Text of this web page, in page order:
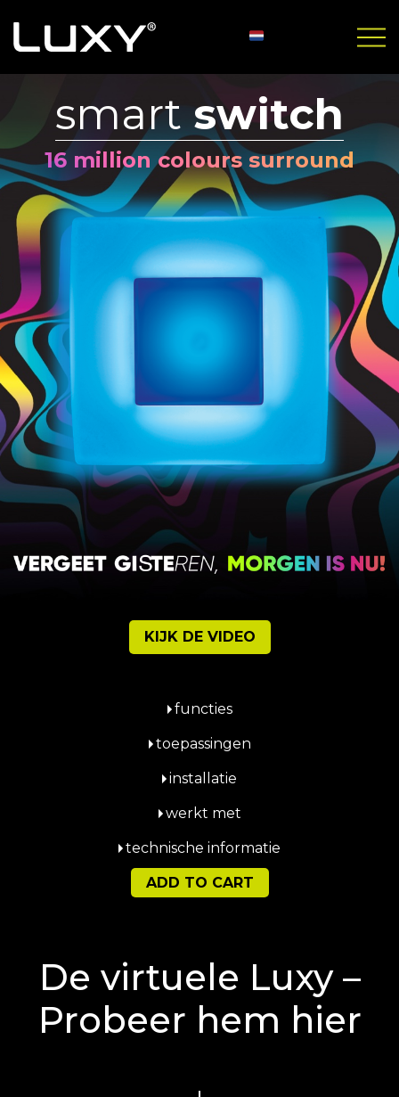
smartswitch
16 million colours surround
KIJK DE VIDEO
functies
toepassingen
installatie
werkt met
technische informatie
ADD TO CART
De virtuele Luxy –
Probeer hem hier